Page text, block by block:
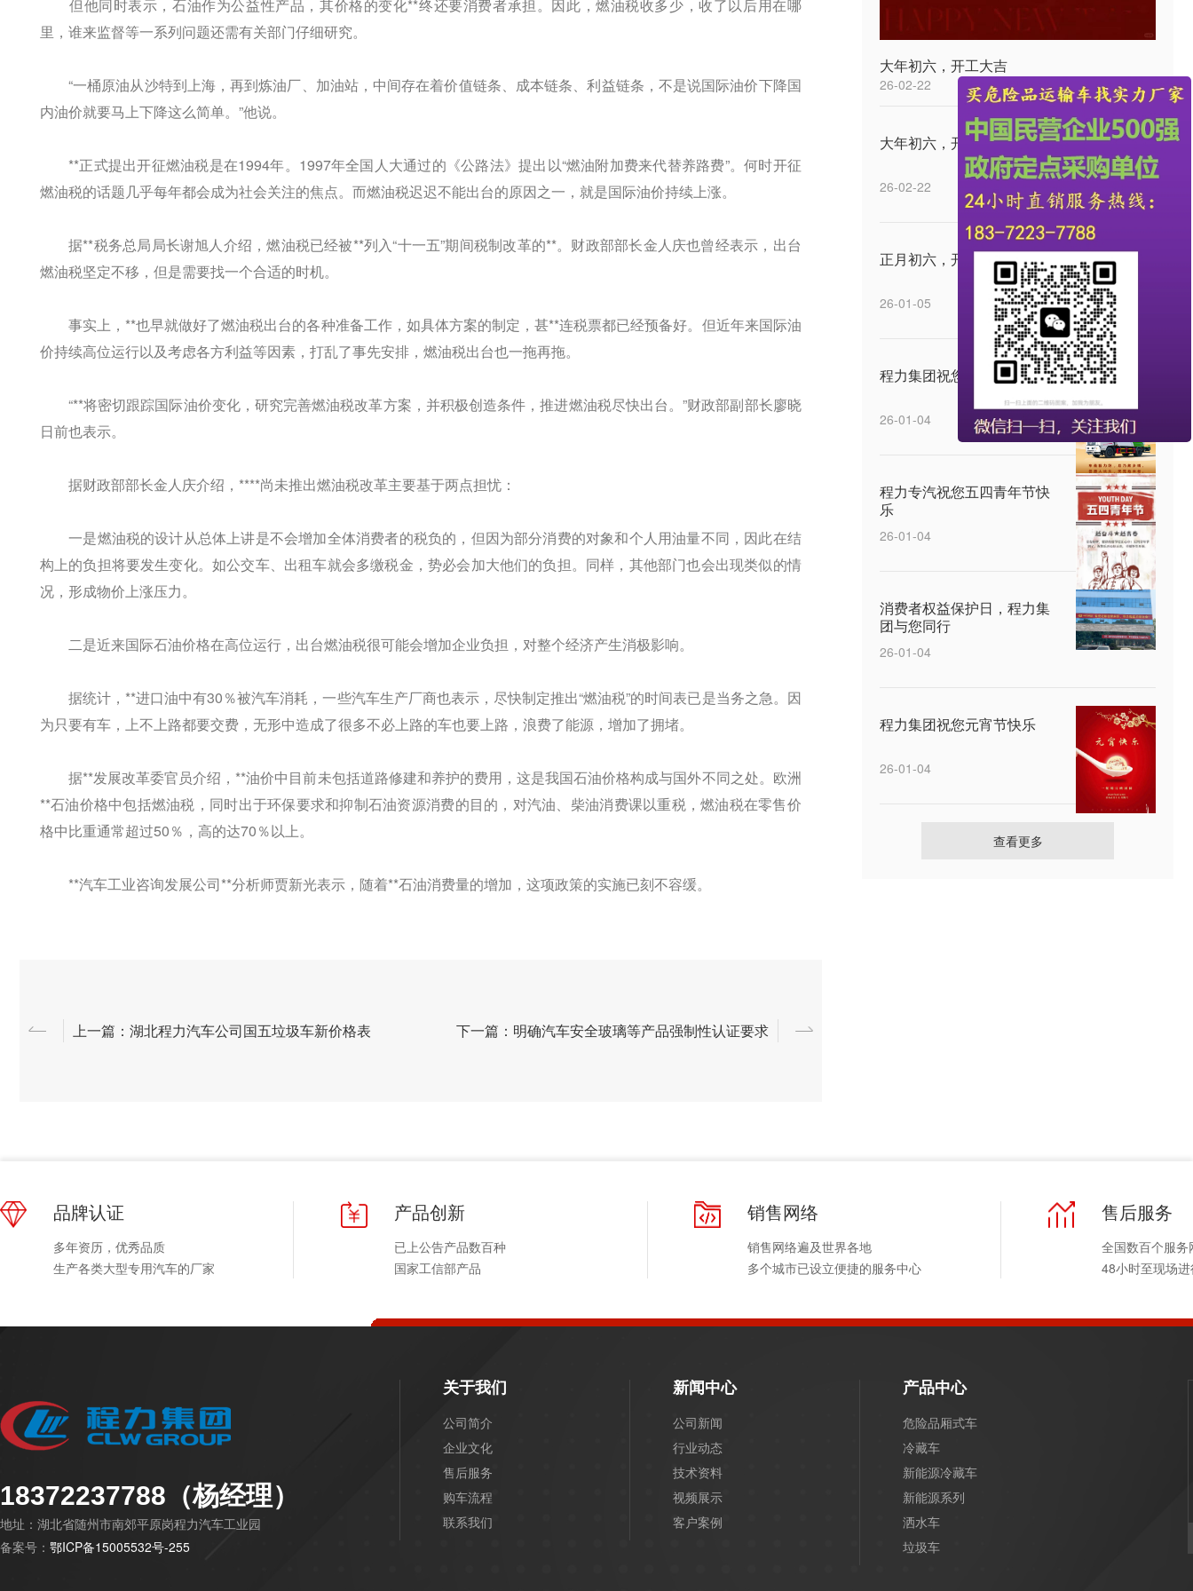
但他同时表示，石油作为公益性产品，其价格的变化**终还要消费者承担。因此，燃油税收多少，收了以后用在哪
里，谁来监督等一系列问题还需有关部门仔细研究。
“一桶原油从沙特到上海，再到炼油厂、加油站，中间存在着价值链条、成本链条、利益链条，不是说国际油价下降国
内油价就要马上下降这么简单。”他说。
**正式提出开征燃油税是在1994年。1997年全国人大通过的《公路法》提出以“燃油附加费来代替养路费”。何时开征
燃油税的话题几乎每年都会成为社会关注的焦点。而燃油税迟迟不能出台的原因之一，就是国际油价持续上涨。
据**税务总局局长谢旭人介绍，燃油税已经被**列入“十一五”期间税制改革的**。财政部部长金人庆也曾经表示，出台
燃油税坚定不移，但是需要找一个合适的时机。
事实上，**也早就做好了燃油税出台的各种准备工作，如具体方案的制定，甚**连税票都已经预备好。但近年来国际油
价持续高位运行以及考虑各方利益等因素，打乱了事先安排，燃油税出台也一拖再拖。
“**将密切跟踪国际油价变化，研究完善燃油税改革方案，并积极创造条件，推进燃油税尽快出台。”财政部副部长廖晓
日前也表示。
据财政部部长金人庆介绍，****尚未推出燃油税改革主要基于两点担忧：
一是燃油税的设计从总体上讲是不会增加全体消费者的税负的，但因为部分消费的对象和个人用油量不同，因此在结
构上的负担将要发生变化。如公交车、出租车就会多缴税金，势必会加大他们的负担。同样，其他部门也会出现类似的情
况，形成物价上涨压力。
二是近来国际石油价格在高位运行，出台燃油税很可能会增加企业负担，对整个经济产生消极影响。
据统计，**进口油中有30％被汽车消耗，一些汽车生产厂商也表示，尽快制定推出“燃油税”的时间表已是当务之急。因
为只要有车，上不上路都要交费，无形中造成了很多不必上路的车也要上路，浪费了能源，增加了拥堵。
据**发展改革委官员介绍，**油价中目前未包括道路修建和养护的费用，这是我国石油价格构成与国外不同之处。欧洲
**石油价格中包括燃油税，同时出于环保要求和抑制石油资源消费的目的，对汽油、柴油消费课以重税，燃油税在零售价
格中比重通常超过50％，高的达70％以上。
**汽车工业咨询发展公司**分析师贾新光表示，随着**石油消费量的增加，这项政策的实施已刻不容缓。
上一篇：湖北程力汽车公司国五垃圾车新价格表 下一篇：明确汽车安全玻璃等产品强制性认证要求
大年初六，开工大吉
26-02-22
大年初六，开工大吉
26-02-22
正月初六，开工大吉
26-01-05
程力集团祝您中秋快乐
26-01-04
程力专汽祝您五四青年节快
乐
26-01-04
消费者权益保护日，程力集
团与您同行
26-01-04
程力集团祝您元宵节快乐
26-01-04
查看更多
品牌认证
多年资历，优秀品质
生产各类大型专用汽车的厂家
产品创新
已上公告产品数百种
国家工信部产品
销售网络
销售网络遍及世界各地
多个城市已设立便捷的服务中心
售后服务
全国数百个服务
48小时至现场
18372237788（杨经理）
地址：湖北省随州市南郊平原岗程力汽车工业园
备案号： 鄂ICP备15005532号-255
关于我们
公司简介
企业文化
售后服务
购车流程
联系我们
新闻中心
公司新闻
行业动态
技术资料
视频展示
客户案例
产品中心
危险品厢式车
冷藏车
新能源冷藏车
新能源系列
洒水车
垃圾车